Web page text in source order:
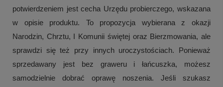
potwierdzeniem jest cecha Urzędu probierczego, wskazana
w opisie produktu. To propozycja wybierana z okazji
Narodzin, Chrztu, I Komunii świętej oraz Bierzmowania, ale
sprawdzi się też przy innych uroczystościach. Ponieważ
sprzedawany jest bez graweru i łańcuszka, możesz
samodzielnie dobrać oprawę noszenia. Jeśli szukasz